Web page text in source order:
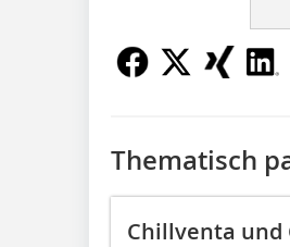
Thematisch
Chillventa und